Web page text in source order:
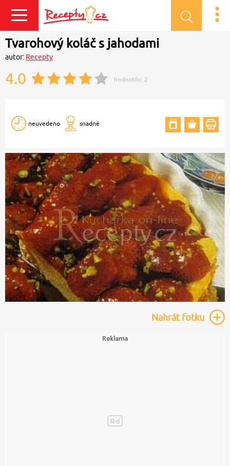
Přihlásit se
Tvarohový koláč s jahodami
autor: Recepty
4.0 hodnotilo: 2
neuvedeno snadné
Nahrátfotku